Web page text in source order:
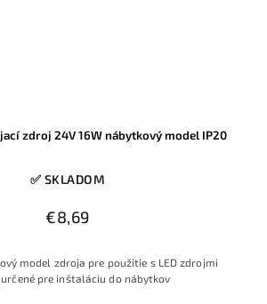
Brolux LED Napájací zdroj 24V 16W nábytkový model IP20
✅ SKLADOM
€8,69
model zdroja pre použitie s LED zdrojmi
pre inštaláciu do nábytkov